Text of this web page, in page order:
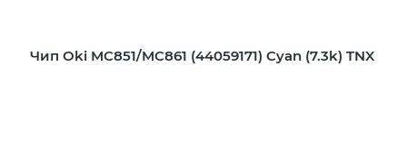
Чип Oki MC851/MC861 (44059171) Cyan (7.3k) TNX